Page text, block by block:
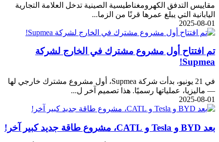
مقاييس التدفق الكهرومغناطيسية الصينية تدخل العلامة التجارية
اليابانية التي يبلغ عمرها قرنًا من الزما...
2025-08-01
تم افتتاح أول مشروع مشترك في الخارج لشركة
Supmea!
في 21 يونيو، بدأت شركة Supmea، أول مشروع مشترك خارجي لها
— ماليزيا، عملياتها رسميًا. هذا تصميم آخر ل...
2025-08-01
بعد BYD و Tesla و CATL، مشروع طاقة جديد كبير آخر!